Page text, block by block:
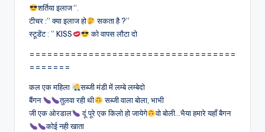
शर्तिया इलाज “.
टीचर :” क्या इलाज हो
सकता है ?”
स्टूडेंट : ” KISS
को वापस लौटा दो
===================================
=======
कल एक महिला
सब्जी मंडी में लम्बे लम्बेदो
बैंगन
तुलवा रही थी
सब्जी वाला बोला, भाभी
जी एक ओरडाल
दूं पूरे एक किलो हो जायेगे
वो बोली…भैया हमारे यहाँ बैगन
कोई नही खाता